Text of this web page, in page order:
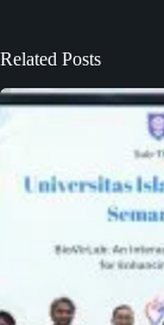
Related Posts